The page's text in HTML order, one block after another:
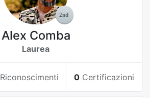
Alex Comba
Laurea
Riconoscimenti 0 Certificazioni